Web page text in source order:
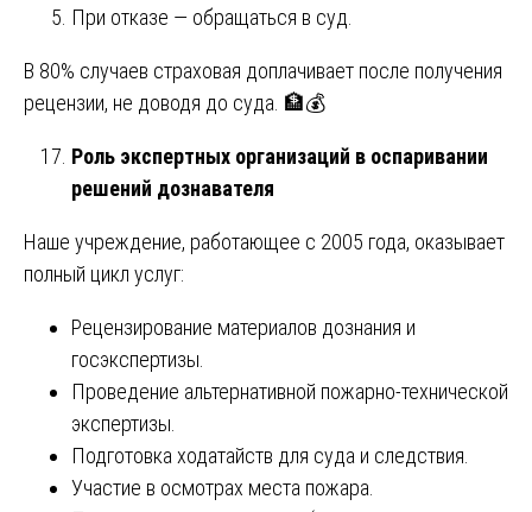
При отказе — обращаться в суд.
В 80% случаев страховая доплачивает после получения
рецензии, не доводя до суда. 🏦💰
Роль экспертных организаций в оспаривании
решений дознавателя
Наше учреждение, работающее с 2005 года, оказывает
полный цикл услуг:
Рецензирование материалов дознания и
госэкспертизы.
Проведение альтернативной пожарно-технической
экспертизы.
Подготовка ходатайств для суда и следствия.
Участие в осмотрах места пожара.